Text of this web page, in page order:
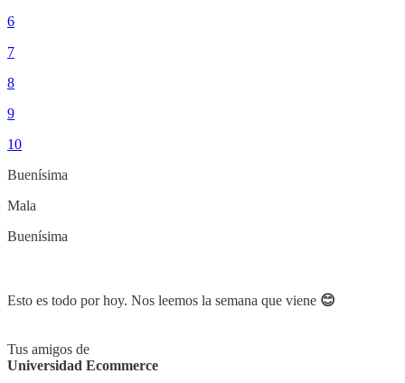
6
7
8
9
10
Buenísima
Mala
Buenísima
Esto es todo por hoy. Nos leemos la semana que viene 😊
Tus amigos de
Universidad Ecommerce